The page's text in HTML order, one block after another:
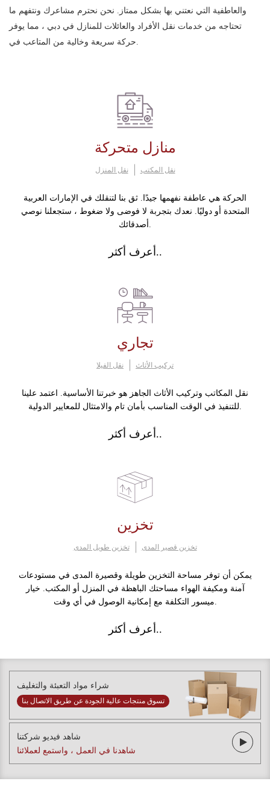
والعاطفية التي نعتني بها بشكل ممتاز. نحن نحترم مشاعرك ونتفهم ما
تحتاجه من خدمات نقل الأفراد والعائلات للمنازل في دبي ، مما يوفر
منازل متحركة
نقل المنزل نقل المكتب
الحركة هي عاطفة نفهمها جيدًا. ثق بنا لتنقلك في الإمارات العربية
المتحدة أو دوليًا. نعدك بتجربة لا فوضى ولا ضغوط ، ستجعلنا نوصي
أعرف أكثر..
تجاري
نقل الفيلا تركيب الأثاث
نقل المكاتب وتركيب الأثاث الجاهز هو خبرتنا الأساسية. اعتمد علينا
أعرف أكثر..
تخزين
تخزين طويل المدى تخزين قصير المدى
يمكن أن توفر مساحة التخزين طويلة وقصيرة المدى في مستودعات
آمنة ومكيفة الهواء مساحتك الباهظة في المنزل أو المكتب. خيار
أعرف أكثر..
شراء مواد التعبئة والتغليف
تسوق منتجات عالية الجودة عن طريق الاتصال بنا
شاهد فيديو شركتنا
شاهدنا في العمل ، واستمع لعملائنا